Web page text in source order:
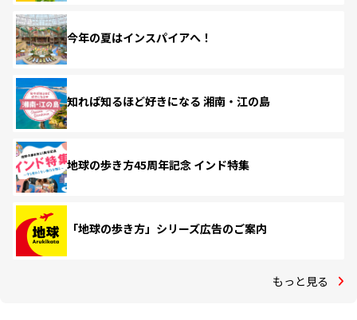
今年の夏はインスパイアへ！
知れば知るほど好きになる 湘南・江の島
地球の歩き方45周年記念 インド特集
「地球の歩き方」シリーズ広告のご案内
もっと見る